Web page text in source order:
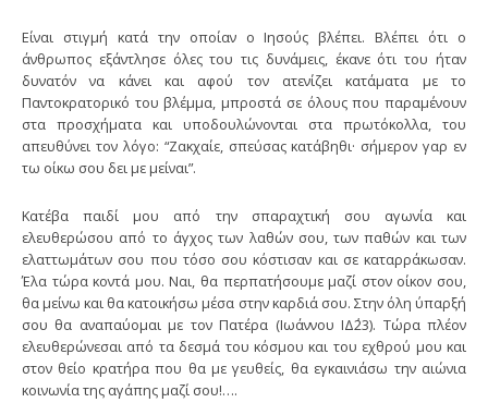
Είναι στιγμή κατά την οποίαν ο Ιησούς βλέπει. Βλέπει ότι ο
άνθρωπος εξάντλησε όλες του τις δυνάμεις, έκανε ότι του ήταν
δυνατόν να κάνει και αφού τον ατενίζει κατάματα με το
Παντοκρατορικό του βλέμμα, μπροστά σε όλους που παραμένουν
στα προσχήματα και υποδουλώνονται στα πρωτόκολλα, του
απευθύνει τον λόγο: “Ζακχαίε, σπεύσας κατάβηθι· σήμερον γαρ εν
τω οίκω σου δει με μείναι”.
Κατέβα παιδί μου από την σπαραχτική σου αγωνία και
ελευθερώσου από το άγχος των λαθών σου, των παθών και των
ελαττωμάτων σου που τόσο σου κόστισαν και σε καταρράκωσαν.
Έλα τώρα κοντά μου. Ναι, θα περπατήσουμε μαζί στον οίκον σου,
θα μείνω και θα κατοικήσω μέσα στην καρδιά σου. Στην όλη ύπαρξή
σου θα αναπαύομαι με τον Πατέρα (Ιωάννου ΙΔ΄23). Τώρα πλέον
ελευθερώνεσαι από τα δεσμά του κόσμου και του εχθρού μου και
στον θείο κρατήρα που θα με γευθείς, θα εγκαινιάσω την αιώνια
κοινωνία της αγάπης μαζί σου!….